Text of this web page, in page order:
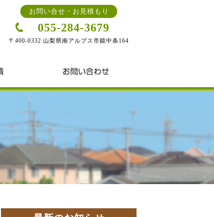
お問い合せ・お見積もり
055-284-3679
〒400-0332 山梨県南アルプス市鏡中条164